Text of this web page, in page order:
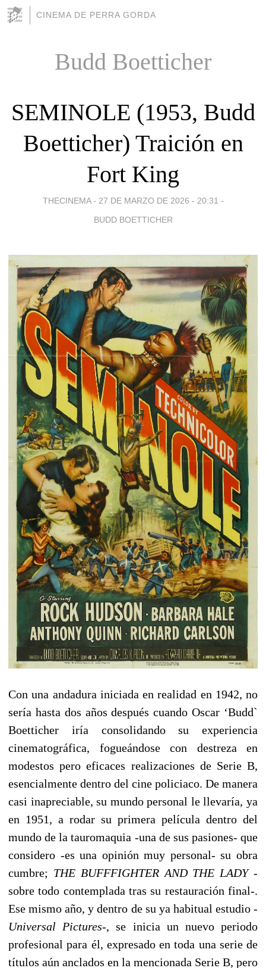
CINEMA DE PERRA GORDA
Budd Boetticher
SEMINOLE (1953, Budd
Boetticher) Traición en
Fort King
THECINEMA - 27 DE MARZO DE 2026 - 20:31 -
BUDD BOETTICHER
Con una andadura iniciada en realidad en 1942, no
sería hasta dos años después cuando Oscar ‘Budd`
Boetticher iría consolidando su experiencia
cinematográfica, fogueándose con destreza en
modestos pero eficaces realizaciones de Serie B,
esencialmente dentro del cine policiaco. De manera
casi inapreciable, su mundo personal le llevaría, ya
en 1951, a rodar su primera película dentro del
mundo de la tauromaquia -una de sus pasiones- que
considero -es una opinión muy personal- su obra
cumbre; THE BUFFFIGHTER AND THE LADY-
sobre todo contemplada tras su restauración final-.
Ese mismo año, y dentro de su ya habitual estudio -
Universal Pictures-, se inicia un nuevo periodo
profesional para él, expresado en toda una serie de
títulos aún anclados en la mencionada Serie B, pero